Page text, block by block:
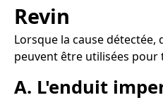
Revin
Lorsque la cause
peuvent être utilisées
A. L'enduit